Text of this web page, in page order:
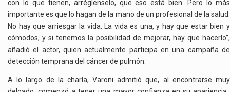
con lo que tienen, arréglenselo, que eso está bien. Pero lo más
importante es que lo hagan de la mano de un profesional de la salud.
No hay que arriesgar la vida. La vida es una, y hay que estar bien y
cómodos, y si tenemos la posibilidad de mejorar, hay que hacerlo”,
añadió el actor, quien actualmente participa en una campaña de
detección temprana del cáncer de pulmón.
A lo largo de la charla, Varoni admitió que, al encontrarse muy